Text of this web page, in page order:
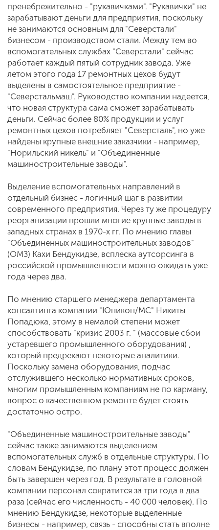
пренебрежительно - "рукавичками". "Рукавички" не
зарабатывают деньги для предприятия, поскольку
не занимаются основным для "Северстали"
бизнесом - производством стали. Между тем во
вспомогательных службах "Северстали" сейчас
работает каждый пятый сотрудник завода. Уже
летом этого года 17 ремонтных цехов будут
выделены в самостоятельное предприятие -
"Северстальмаш". Руководство компании надеется,
что новая структура сама сможет зарабатывать
деньги. Сейчас более 80% продукции и услуг
ремонтных цехов потребляет "Северсталь", но уже
найдены крупные внешние заказчики - например,
"Норильский никель" и "Объединенные
машиностроительные заводы".
Выделение вспомогательных направлений в
отдельный бизнес - логичный шаг в развитии
современного предприятия. Через ту же процедуру
реорганизации прошли многие крупные заводы в
западных странах в 1970-х гг. По мнению главы
"Объединенных машиностроительных заводов"
(ОМЗ) Кахи Бендукидзе, всплеска аутсорсинга в
российской промышленности можно ожидать уже
года через два.
По мнению старшего менеджера департамента
консалтинга компании "Юникон/МС" Никиты
Попадюка, этому в немалой степени может
способствовать "кризис 2003 г. " (массовые сбои
устаревшего промышленного оборудования) ,
который предрекают некоторые аналитики.
Поскольку замена оборудования, подчас
отслужившего несколько нормативных сроков,
многим промышленным компаниям не по карману,
вопрос о качественном ремонте будет стоять
достаточно остро.
"Объединенные машиностроительные заводы"
сейчас также занимаются выделением
вспомогательных служб в отдельные структуры. По
словам Бендукидзе, по плану этот процесс должен
быть завершен через год. В результате в головной
компании персонал сократится за три года в два
раза (сейчас его численность - 40 000 человек). По
мнению Бендукидзе, некоторые выделенные
бизнесы - например, связь - способны стать вполне